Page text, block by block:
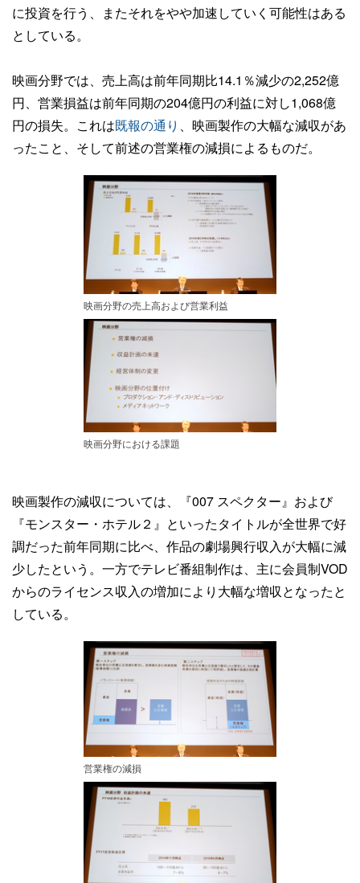
に投資を行う、またそれをやや加速していく可能性はある
としている。
映画分野では、売上高は前年同期比14.1％減少の2,252億
円、営業損益は前年同期の204億円の利益に対し1,068億
円の損失。これは既報の通り 、映画製作の大幅な減収があ
ったこと、そして前述の営業権の減損によるものだ。
映画分野の売上高および営業利益
映画分野における課題
映画製作の減収については、『007 スペクター』および
『モンスター・ホテル２』といったタイトルが全世界で好
調だった前年同期に比べ、作品の劇場興行収入が大幅に減
少したという。一方でテレビ番組制作は、主に会員制VOD
からのライセンス収入の増加により大幅な増収となったと
している。
営業権の減損